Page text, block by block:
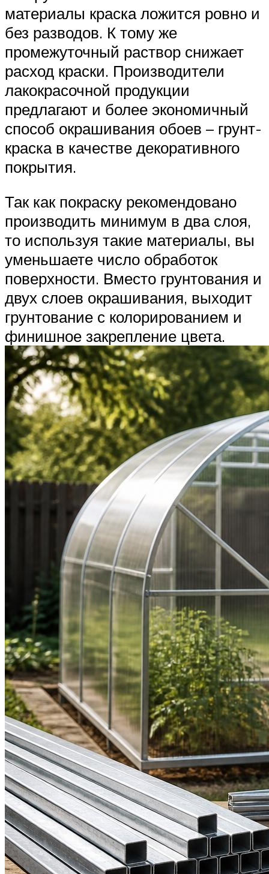
материалы краска ложится ровно и
без разводов. К тому же
промежуточный раствор снижает
расход краски. Производители
лакокрасочной продукции
предлагают и более экономичный
способ окрашивания обоев – грунт-
краска в качестве декоративного
покрытия.
Так как покраску рекомендовано
производить минимум в два слоя,
то используя такие материалы, вы
уменьшаете число обработок
поверхности. Вместо грунтования и
двух слоев окрашивания, выходит
грунтование с колорированием и
финишное закрепление цвета.